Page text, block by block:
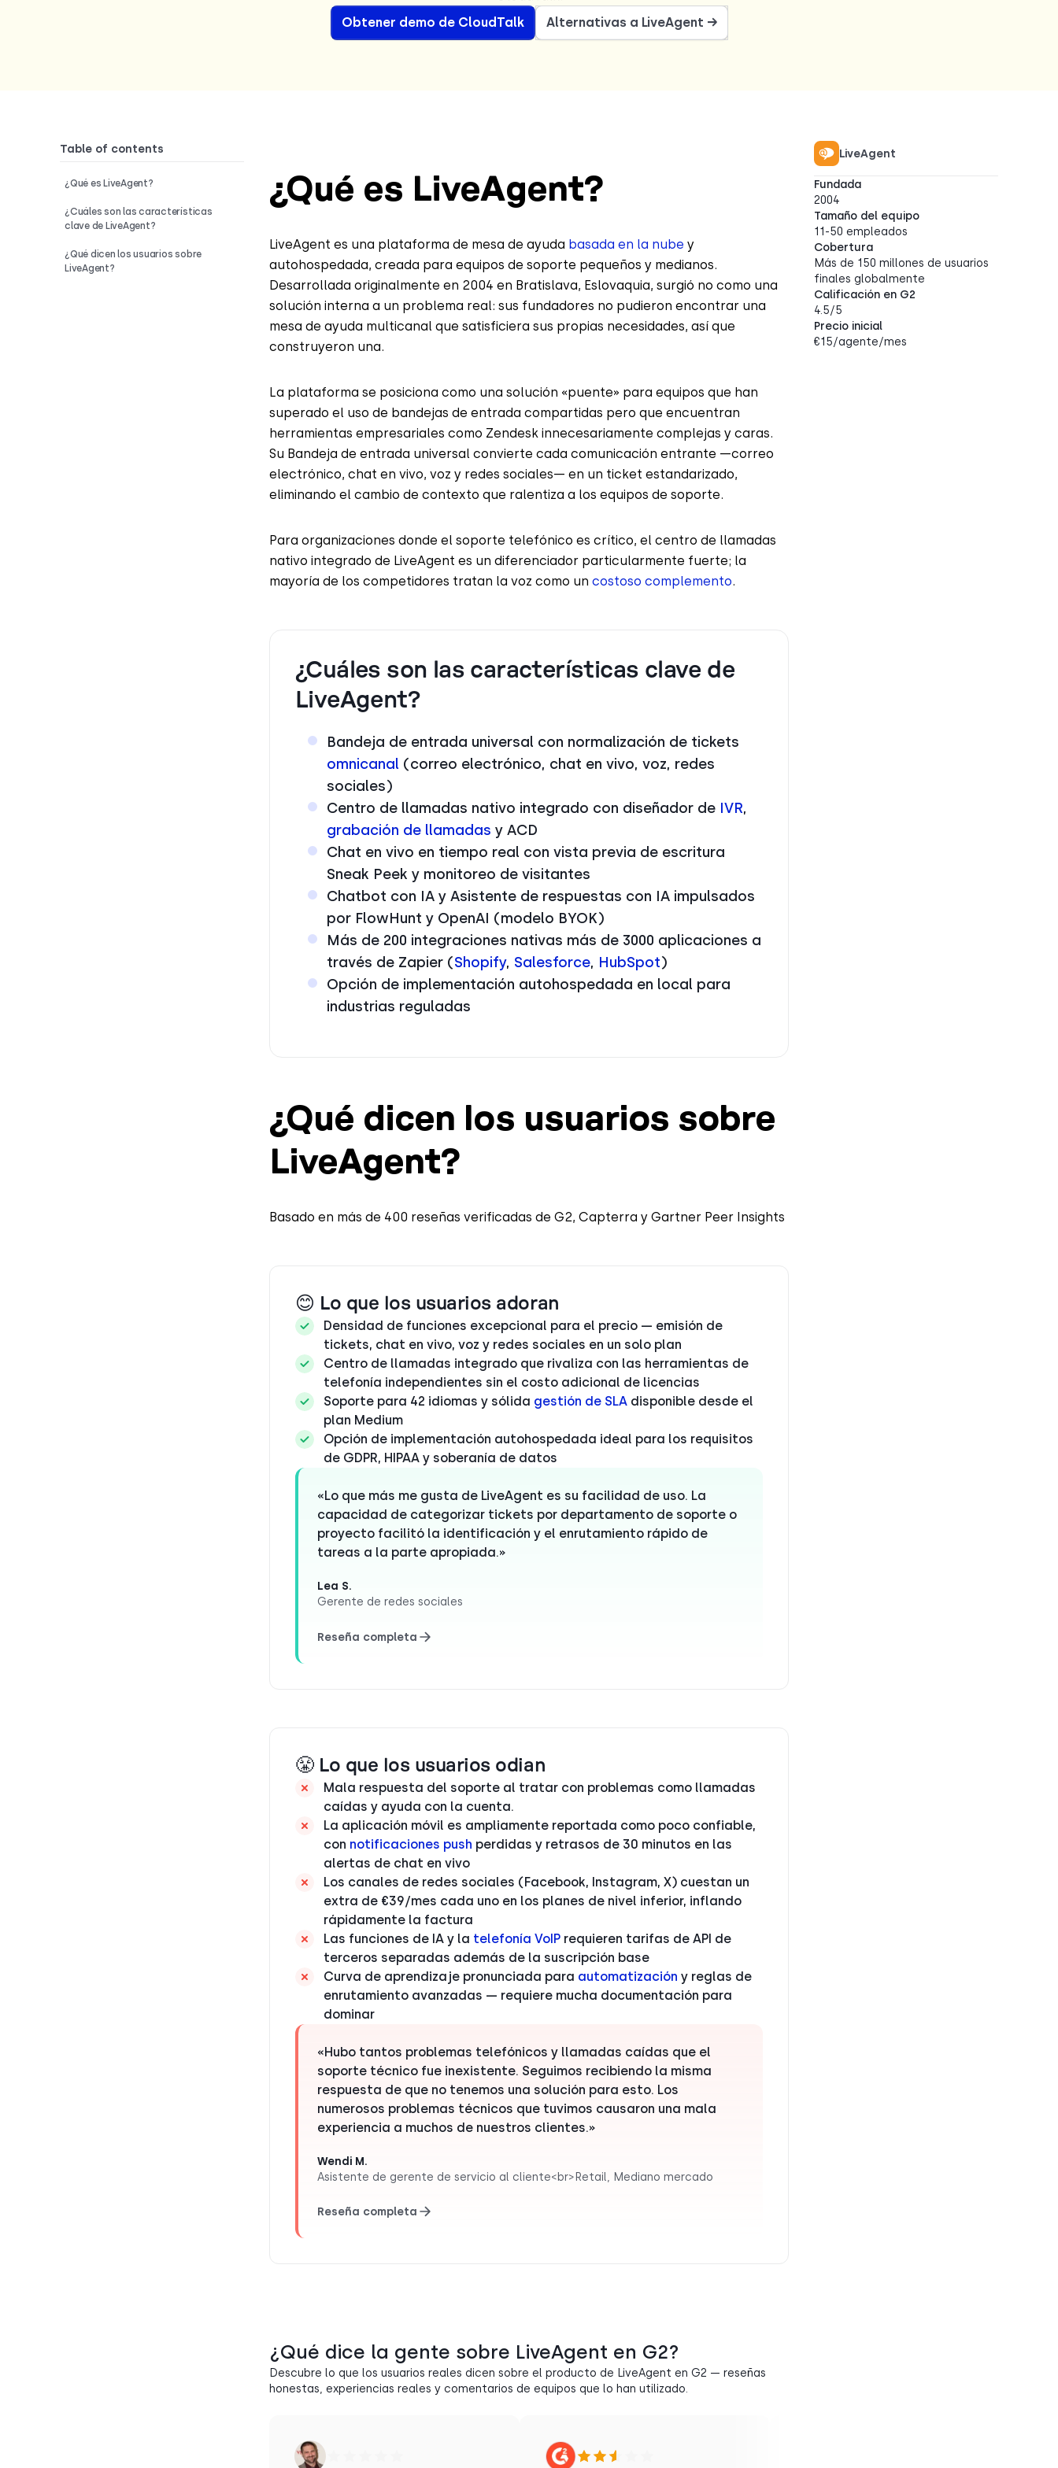
Obtener demo de CloudTalk
Alternativas a LiveAgent →
Table of contents
¿Qué es LiveAgent?
¿Cuáles son las características
clave de LiveAgent?
¿Qué dicen los usuarios sobre
LiveAgent?
¿Qué es LiveAgent?
LiveAgent es una plataforma de mesa de ayuda basada en la nube y
autohospedada, creada para equipos de soporte pequeños y medianos.
Desarrollada originalmente en 2004 en Bratislava, Eslovaquia, surgió no como una
solución interna a un problema real: sus fundadores no pudieron encontrar una
mesa de ayuda multicanal que satisficiera sus propias necesidades, así que
construyeron una.
La plataforma se posiciona como una solución «puente» para equipos que han
superado el uso de bandejas de entrada compartidas pero que encuentran
herramientas empresariales como Zendesk innecesariamente complejas y caras.
Su Bandeja de entrada universal convierte cada comunicación entrante —correo
electrónico, chat en vivo, voz y redes sociales— en un ticket estandarizado,
eliminando el cambio de contexto que ralentiza a los equipos de soporte.
Para organizaciones donde el soporte telefónico es crítico, el centro de llamadas
nativo integrado de LiveAgent es un diferenciador particularmente fuerte; la
mayoría de los competidores tratan la voz como un costoso complemento.
¿Cuáles son las características clave de
LiveAgent?
Bandeja de entrada universal con normalización de tickets
omnicanal (correo electrónico, chat en vivo, voz, redes
sociales)
Centro de llamadas nativo integrado con diseñador de IVR,
grabación de llamadas y ACD
Chat en vivo en tiempo real con vista previa de escritura
Sneak Peek y monitoreo de visitantes
Chatbot con IA y Asistente de respuestas con IA impulsados
por FlowHunt y OpenAI (modelo BYOK)
Más de 200 integraciones nativas más de 3000 aplicaciones a
través de Zapier (Shopify, Salesforce, HubSpot)
Opción de implementación autohospedada en local para
industrias reguladas
¿Qué dicen los usuarios sobre
LiveAgent?
Basado en más de 400 reseñas verificadas de G2, Capterra y Gartner Peer Insights
😊 Lo que los usuarios adoran
Densidad de funciones excepcional para el precio — emisión de
tickets, chat en vivo, voz y redes sociales en un solo plan
Centro de llamadas integrado que rivaliza con las herramientas de
telefonía independientes sin el costo adicional de licencias
Soporte para 42 idiomas y sólida gestión de SLA disponible desde el
plan Medium
Opción de implementación autohospedada ideal para los requisitos
de GDPR, HIPAA y soberanía de datos
«Lo que más me gusta de LiveAgent es su facilidad de uso. La
capacidad de categorizar tickets por departamento de soporte o
proyecto facilitó la identificación y el enrutamiento rápido de
tareas a la parte apropiada.»
Lea S.
Gerente de redes sociales
Reseña completa
😤 Lo que los usuarios odian
Mala respuesta del soporte al tratar con problemas como llamadas
caídas y ayuda con la cuenta.
La aplicación móvil es ampliamente reportada como poco confiable,
con notificaciones push perdidas y retrasos de 30 minutos en las
alertas de chat en vivo
Los canales de redes sociales (Facebook, Instagram, X) cuestan un
extra de €39/mes cada uno en los planes de nivel inferior, inflando
rápidamente la factura
Las funciones de IA y la telefonía VoIP requieren tarifas de API de
terceros separadas además de la suscripción base
Curva de aprendizaje pronunciada para automatización y reglas de
enrutamiento avanzadas — requiere mucha documentación para
dominar
«Hubo tantos problemas telefónicos y llamadas caídas que el
soporte técnico fue inexistente. Seguimos recibiendo la misma
respuesta de que no tenemos una solución para esto. Los
numerosos problemas técnicos que tuvimos causaron una mala
experiencia a muchos de nuestros clientes.»
Wendi M.
Asistente de gerente de servicio al cliente<br>Retail, Mediano mercado
Reseña completa
¿Qué dice la gente sobre LiveAgent en G2?
Descubre lo que los usuarios reales dicen sobre el producto de LiveAgent en G2 — reseñas
honestas, experiencias reales y comentarios de equipos que lo han utilizado.
LiveAgent
Fundada
2004
Tamaño del equipo
11-50 empleados
Cobertura
Más de 150 millones de usuarios
finales globalmente
Calificación en G2
4.5/5
Precio inicial
€15/agente/mes